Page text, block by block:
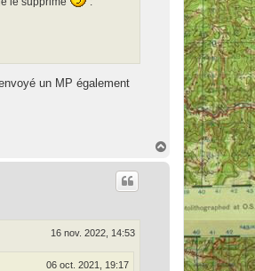
un MP également
16 nov. 2022, 14:53
06 oct. 2021, 19:17